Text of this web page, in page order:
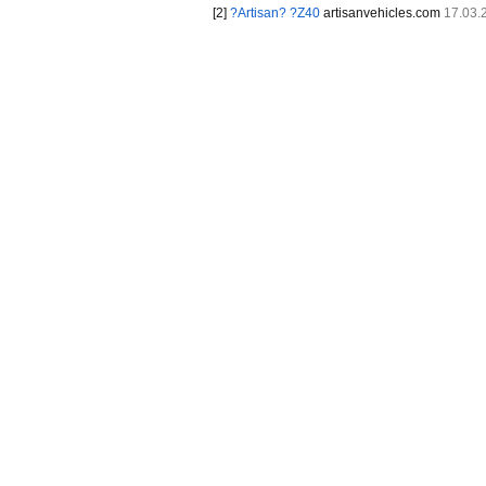
[2] ?Artisan? ?Z40 artisanvehicles.com